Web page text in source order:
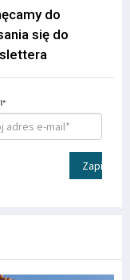
do
się do
Zapisz